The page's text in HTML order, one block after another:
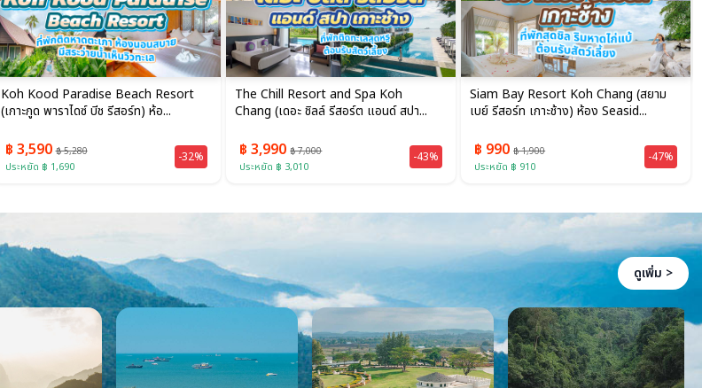
The Chill Resort and Spa Koh
Chang (เดอะ ชิลล์ รีสอร์ต แอนด์ สปา...
฿ 3,990฿ 7,000
ประหยัด ฿ 3,010
-43%
Siam Bay Resort Koh Chang (สยาม
เบย์ รีสอร์ท เกาะช้าง) ห้อง Seasid...
฿ 990฿ 1,900
ประหยัด ฿ 910
-47%
Siam Bay Resort Koh Chang (สยาม
เบย์ รีสอร์ท เกาะช้าง) ห้อง Seavie...
฿ 1,990฿ 2,900
ประหยัด ฿ 910
-31%
ดูเพิ่ม >